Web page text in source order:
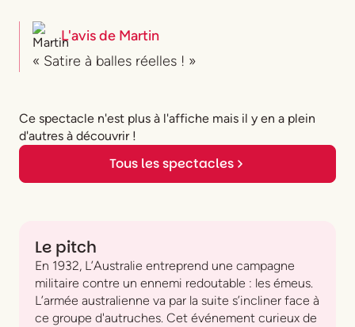
L'avis de Martin
« Satire à balles réelles ! »
Ce spectacle n'est plus à l'affiche mais il y en a plein
d'autres à découvrir !
Tous les spectacles
Le pitch
En 1932, L’Australie entreprend une campagne
militaire contre un ennemi redoutable : les émeus.
L’armée australienne va par la suite s’incliner face à
ce groupe d'autruches. Cet événement curieux de